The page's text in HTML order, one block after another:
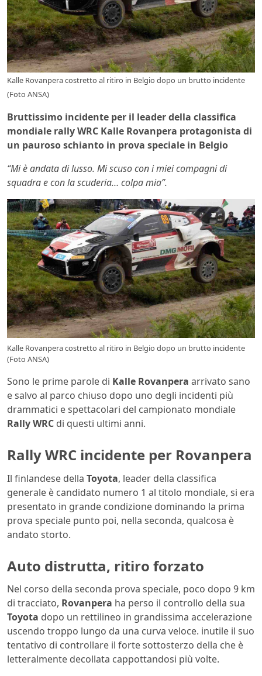
Kalle Rovanpera costretto al ritiro in Belgio dopo un brutto incidente
(Foto ANSA)
Bruttissimo incidente per il leader della classifica
mondiale rally WRC Kalle Rovanpera protagonista di
un pauroso schianto in prova speciale in Belgio
“Mi è andata di lusso. Mi scuso con i miei compagni di
squadra e con la scuderia… colpa mia”.
Kalle Rovanpera costretto al ritiro in Belgio dopo un brutto incidente
(Foto ANSA)
Sono le prime parole di Kalle Rovanpera arrivato sano
e salvo al parco chiuso dopo uno degli incidenti più
drammatici e spettacolari del campionato mondiale
Rally WRC di questi ultimi anni.
Rally WRC incidente per Rovanpera
Il finlandese della Toyota, leader della classifica
generale è candidato numero 1 al titolo mondiale, si era
presentato in grande condizione dominando la prima
prova speciale punto poi, nella seconda, qualcosa è
andato storto.
Auto distrutta, ritiro forzato
Nel corso della seconda prova speciale, poco dopo 9 km
di tracciato, Rovanpera ha perso il controllo della sua
Toyota dopo un rettilineo in grandissima accelerazione
uscendo troppo lungo da una curva veloce. inutile il suo
tentativo di controllare il forte sottosterzo della che è
letteralmente decollata cappottandosi più volte.